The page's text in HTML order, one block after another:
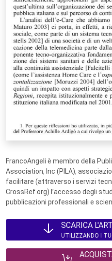
FrancoAngeli è membro della
Association, Inc (PILA),
facilitare (attraverso i servizi
CrossRef.org) l’accesso degli
pubblicazioni professionali e
SCARICA
UTILIZZANDO I